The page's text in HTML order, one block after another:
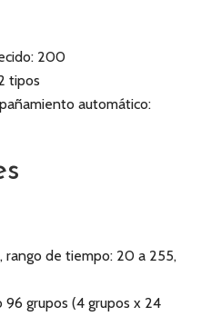
200
tipos
automático:
rango de tiempo: 20 a 255,
96 grupos (4 grupos x 24